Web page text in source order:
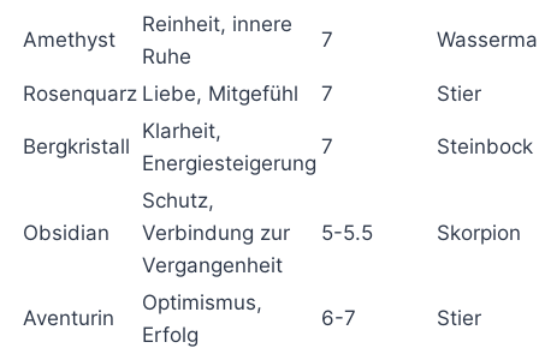
Amethyst
Reinheit, innere
Ruhe
7
Rosenquarz Liebe, Mitgefühl 7 Stier
Bergkristall
Klarheit,
Energiesteigerung
7 Steinbock
Obsidian
Schutz,
Verbindung zur
Vergangenheit
5-5.5 Skorpion
Aventurin
Optimismus,
Erfolg
6-7 Stier